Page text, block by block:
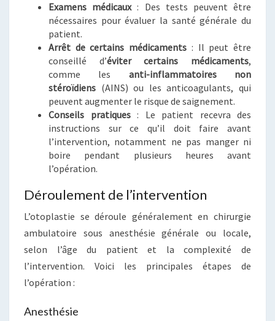
Examens médicaux: Des tests peuvent être
nécessaires pour évaluer la santé générale du
patient.
Arrêt de certains médicaments : Il peut être
conseillé d’éviter certains médicaments,
comme les anti-inflammatoires non
stéroïdiens (AINS) ou les anticoagulants, qui
peuvent augmenter le risque de saignement.
Conseils pratiques: Le patient recevra des
instructions sur ce qu’il doit faire avant
l’intervention, notamment ne pas manger ni
boire pendant plusieurs heures avant
l’opération.
Déroulement de l’intervention
L’otoplastie se déroule généralement en chirurgie
ambulatoire sous anesthésie générale ou locale,
selon l’âge du patient et la complexité de
l’intervention. Voici les principales étapes de
l’opération :
Anesthésie